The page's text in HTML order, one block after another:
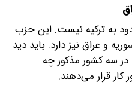
به ترکیه نیست. این حزب
و عراق نیز دارد. باید دید
سه کشور مذکور چه
کار قرار می‌دهند.